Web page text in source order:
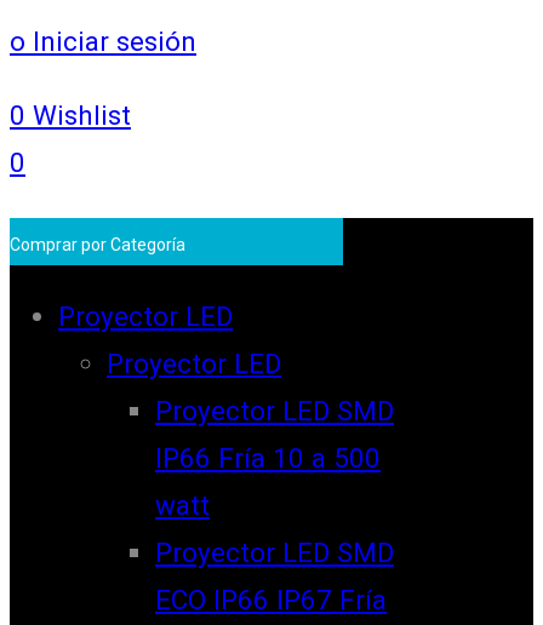
o Iniciar sesión
0 Wishlist
0
Comprar por Categoría
Proyector LED
Proyector LED
Proyector LED SMD
IP66 Fría 10 a 500
watt
Proyector LED SMD
ECO IP66 IP67 Fría